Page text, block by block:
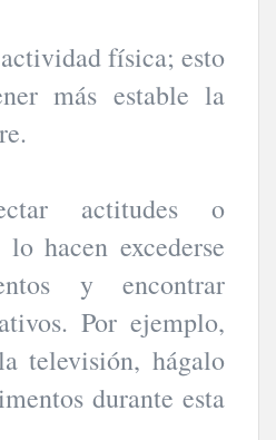
física; esto
más estable la
actitudes o
hacen excederse
y encontrar
Por ejemplo,
televisión, hágalo
durante esta